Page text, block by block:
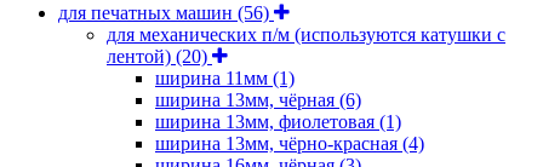
для печатных машин (56)
для механических п/м (используются катушки с
лентой) (20)
ширина 11мм (1)
ширина 13мм, чёрная (6)
ширина 13мм, фиолетовая (1)
ширина 13мм, чёрно-красная (4)